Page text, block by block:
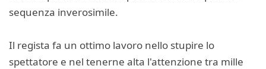
sequenza inverosimile.
Il regista fa un ottimo lavoro nello stupire lo
spettatore e nel tenerne alta l'attenzione tra mille